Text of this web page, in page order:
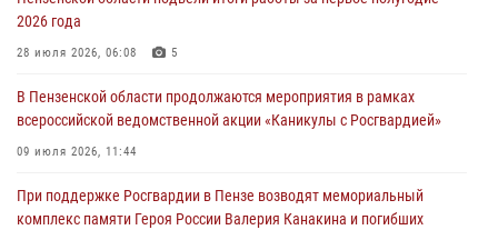
В Пензе при силовой поддержке Росгвардии пресечена
деятельность ОПГ, маскировавшейся под реабилитационный центр
4
В Управлении Росгвардии по Пензенской области подвели итоги
04 августа 2026, 06:08
2026 года
28 июля 2026, 06:08 5
В Пензенской области продолжаются мероприятия в рамках
всероссийской ведомственной акции «Каникулы с Росгвардией»
09 июля 2026, 11:44
При поддержке Росгвардии в Пензе возводят мемориальный
комплекс памяти Героя России Валерия Канакина и погибших